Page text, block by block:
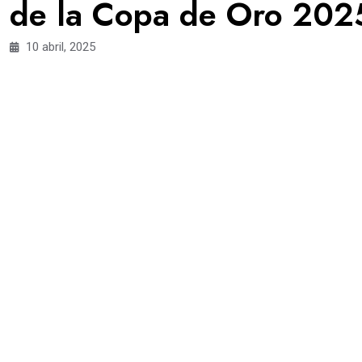
de la Copa de Oro
10 abril, 2025